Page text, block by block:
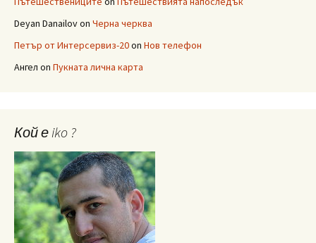
Deyan Danailovon Черна черква
Петър от Интерсервиз-20on Нов телефон
Ангел on Пукната лична карта
Кой е iko ?